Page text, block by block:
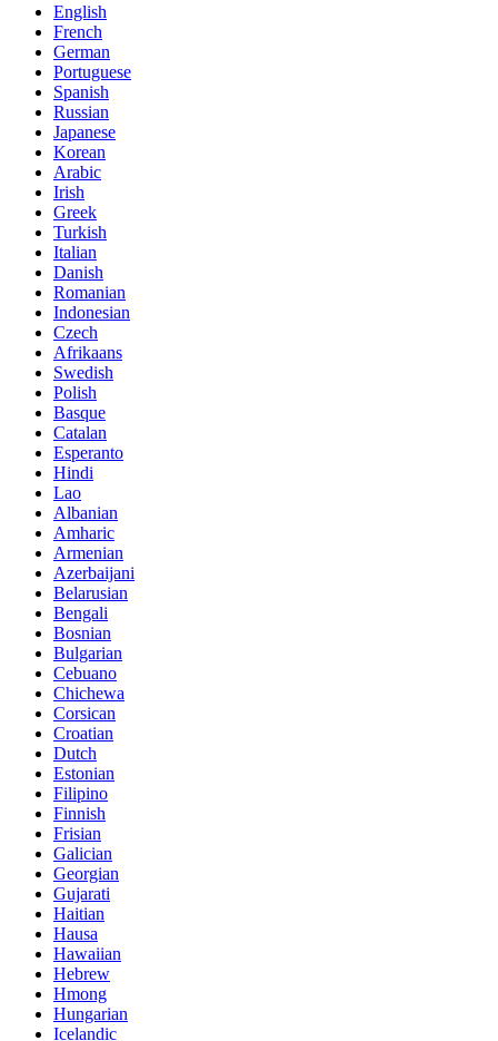
English
French
German
Portuguese
Spanish
Russian
Japanese
Korean
Arabic
Irish
Greek
Turkish
Italian
Danish
Romanian
Indonesian
Czech
Afrikaans
Swedish
Polish
Basque
Catalan
Esperanto
Hindi
Lao
Albanian
Amharic
Armenian
Azerbaijani
Belarusian
Bengali
Bosnian
Bulgarian
Cebuano
Chichewa
Corsican
Croatian
Dutch
Estonian
Filipino
Finnish
Frisian
Galician
Georgian
Gujarati
Haitian
Hausa
Hawaiian
Hebrew
Hmong
Hungarian
Icelandic